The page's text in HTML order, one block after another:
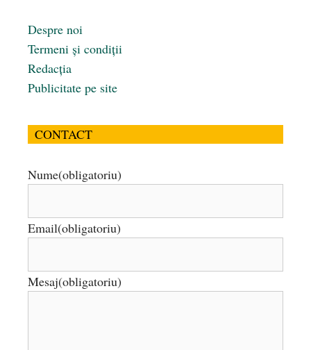
Despre noi
Termeni și condiții
Redacția
Publicitate pe site
CONTACT
Nume(obligatoriu)
Email(obligatoriu)
Mesaj(obligatoriu)